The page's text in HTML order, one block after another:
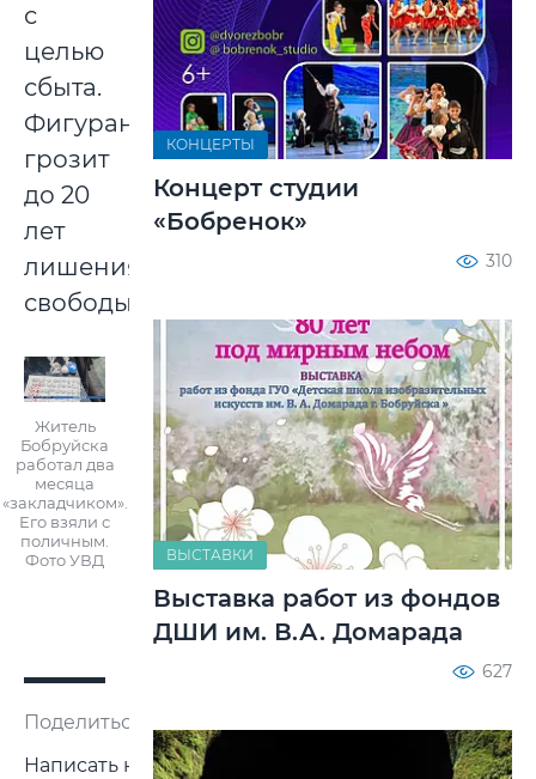
с
целью
сбыта.
Фигуранту
грозит
до 20
лет
лишения
свободы.
Житель
Бобруйска
работал два
месяца
«закладчиком».
Его взяли с
поличным.
Фото УВД
Поделиться:
Написать нам
КОНЦЕРТЫ
Концерт студии
«Бобренок»
310
ВЫСТАВКИ
Выставка работ из фондов
ДШИ им. В.А. Домарада
627